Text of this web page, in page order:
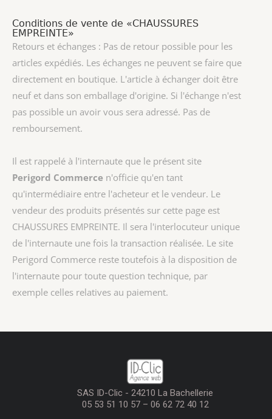
Conditions de vente de «CHAUSSURES
EMPREINTE»
Retours et échanges : Pas de retour possible pour les
articles expédiés. Les échanges ne peuvent se faire que
directement en boutique. L'article à échanger doit être
neuf et dans son emballage d'origine. Si l'échange n'est
pas possible un avoir vous sera adressé. Pas de
remboursement.
Il est rappelé à l'internaute que le présent site
Perigord Commerce n'officie qu'en tant
qu'intermédiaire entre l'acheteur et le vendeur. Le
vendeur des produits présentés sur cette page est
CHAUSSURES EMPREINTE. Il sera l'interlocuteur unique
de l'internaute une fois la transaction réalisée. Le site
Perigord Commerce reste toutefois à la disposition de
l'internaute pour toute question technique, par
exemple celles relatives au paiement.
SAS ID-Clic - 24210 La Bachellerie
05 53 51 10 57 – 06 62 72 40 12